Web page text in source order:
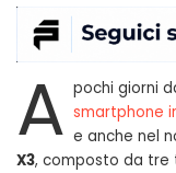
A pochi giorni
smartphone
e anche nel
X3, composto da tre